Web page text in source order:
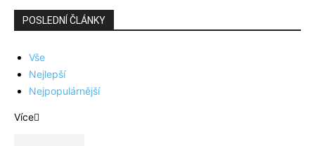
POSLEDNÍ ČLÁNKY
Vše
Nejlepší
Nejpopulárnější
Více